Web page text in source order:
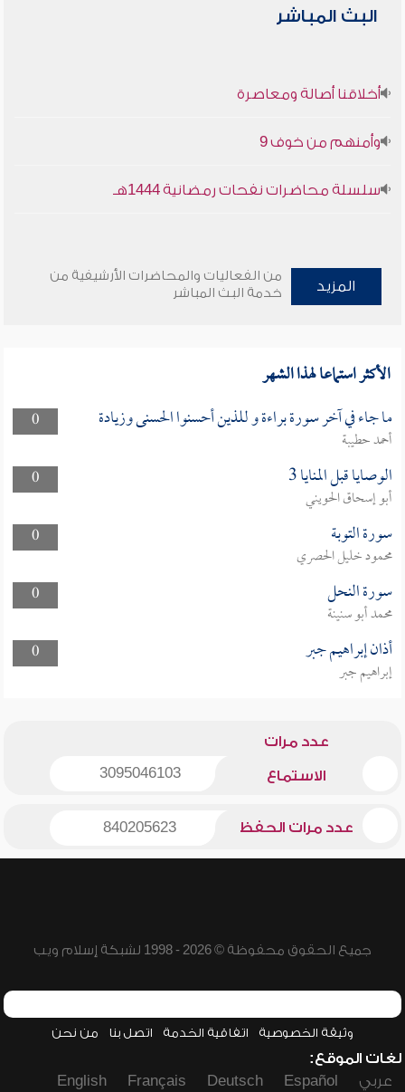
البث المباشر
أخلاقنا أصالة ومعاصرة
وأمنهم من خوف 9
سلسلة محاضرات نفحات رمضانية 1444هـ
المزيد
من الفعاليات والمحاضرات الأرشيفية من
خدمة البث المباشر
الأكثر استماعا لهذا الشهر
0 ما جاء في آخر سورة براءة و للذين أحسنوا الحسنى وزيادة
أحمد حطيبة
0
الوصايا قبل المنايا 3
أبو إسحاق الحويني
0
سورة التوبة
محمود خليل الحصري
0
سورة النحل
محمد أبو سنينة
0
أذان إبراهيم جبر
إبراهيم جبر
عدد مرات
الاستماع 3095046103
عدد مرات الحفظ 840205623
جميع الحقوق محفوظة © 2026 - 1998 لشبكة إسلام ويب
وثيقة الخصوصية اتفاقية الخدمة اتصل بنا من نحن
لغات الموقع:
عربي
Español
Deutsch
Français
English